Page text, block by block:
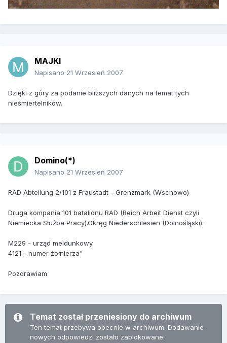
MAJKI
Napisano 21 Wrzesień 2007
Dzięki z góry za podanie bliższych danych na temat tych
nieśmiertelników.
Domino(*)
Napisano 21 Wrzesień 2007
RAD Abteilung 2/101 z Fraustadt - Grenzmark (Wschowo)
Druga kompania 101 batalionu RAD (Reich Arbeit Dienst czyli
Niemiecka Służba Pracy).Okręg Niederschlesien (Dolnośląski).
M229 - urząd meldunkowy
4121 - numer żołnierza"
Pozdrawiam
Temat został przeniesiony do archiwum
Ten temat przebywa obecnie w archiwum. Dodawanie
nowych odpowiedzi zostało zablokowane.